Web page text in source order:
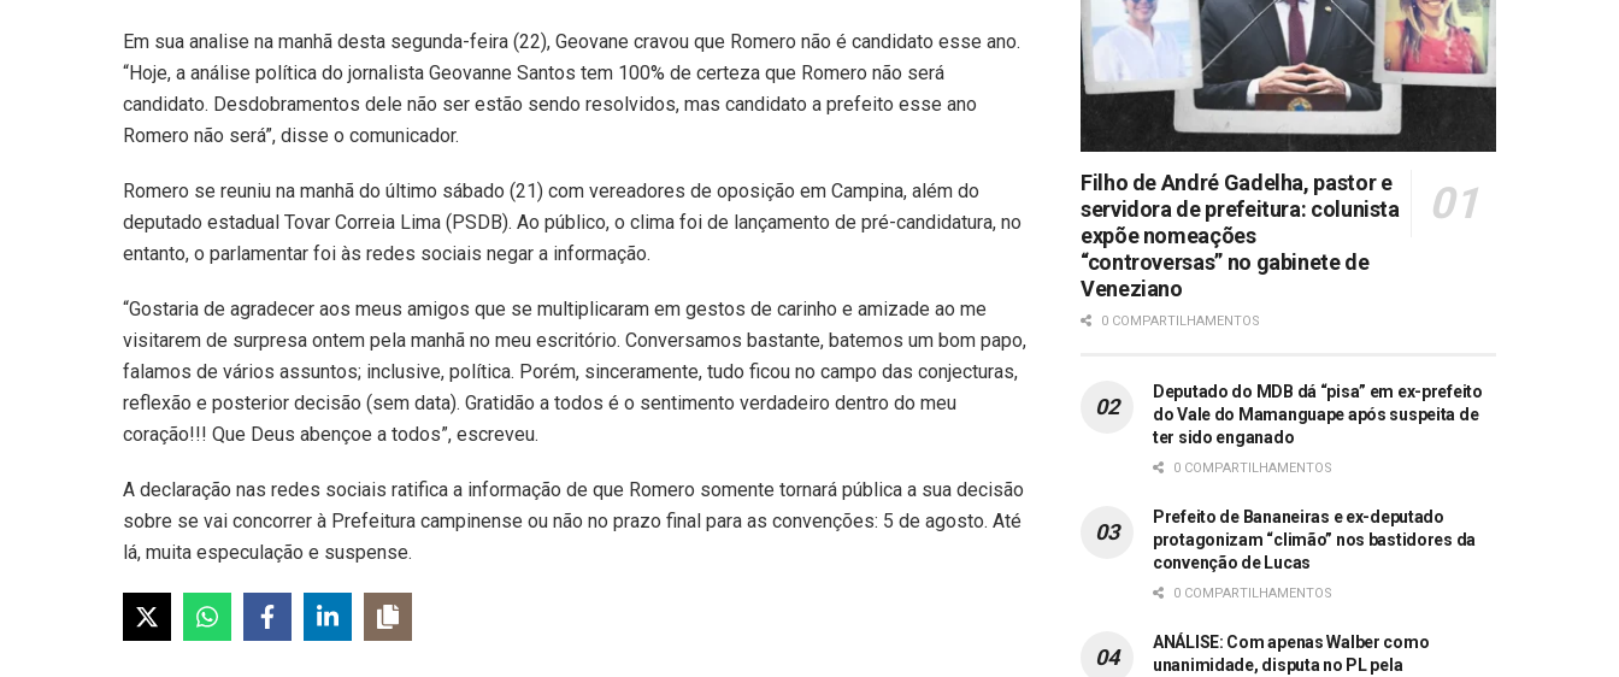
Em sua analise na manhã desta segunda-feira (22), Geovane cravou que Romero não é candidato esse ano.
“Hoje, a análise política do jornalista Geovanne Santos tem 100% de certeza que Romero não será
candidato. Desdobramentos dele não ser estão sendo resolvidos, mas candidato a prefeito esse ano
Romero não será”, disse o comunicador.
Romero se reuniu na manhã do último sábado (21) com vereadores de oposição em Campina, além do
deputado estadual Tovar Correia Lima (PSDB). Ao público, o clima foi de lançamento de pré-candidatura, no
entanto, o parlamentar foi às redes sociais negar a informação.
“Gostaria de agradecer aos meus amigos que se multiplicaram em gestos de carinho e amizade ao me
visitarem de surpresa ontem pela manhã no meu escritório. Conversamos bastante, batemos um bom papo,
falamos de vários assuntos; inclusive, política. Porém, sinceramente, tudo ficou no campo das conjecturas,
reflexão e posterior decisão (sem data). Gratidão a todos é o sentimento verdadeiro dentro do meu
coração!!! Que Deus abençoe a todos”, escreveu.
A declaração nas redes sociais ratifica a informação de que Romero somente tornará pública a sua decisão
sobre se vai concorrer à Prefeitura campinense ou não no prazo final para as convenções: 5 de agosto. Até
lá, muita especulação e suspense.
Filho de André Gadelha, pastor e
servidora de prefeitura: colunista
expõe nomeações
“controversas” no gabinete de
Veneziano
0 COMPARTILHAMENTOS
Deputado do MDB dá “pisa” em ex-prefeito
do Vale do Mamanguape após suspeita de
ter sido enganado
0 COMPARTILHAMENTOS
Prefeito de Bananeiras e ex-deputado
protagonizam “climão” nos bastidores da
convenção de Lucas
0 COMPARTILHAMENTOS
ANÁLISE: Com apenas Walber como
unanimidade, disputa no PL pela